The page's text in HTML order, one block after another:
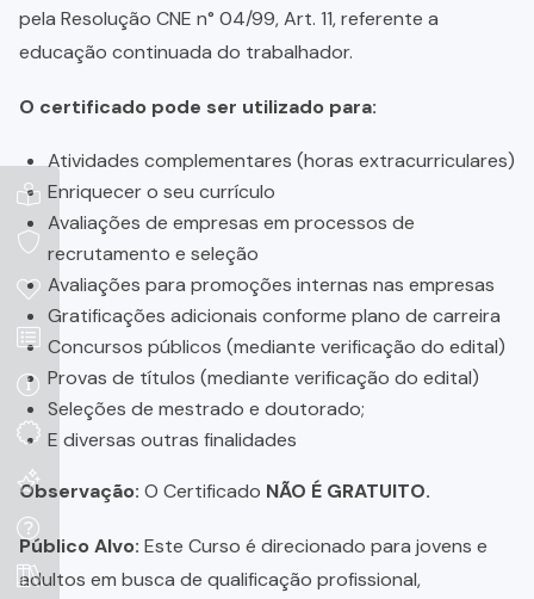
pela Resolução CNE n° 04/99, Art. 11, referente a
educação continuada do trabalhador.
O certificado pode ser utilizado para:
Atividades complementares (horas extracurriculares)
Enriquecer o seu currículo
Avaliações de empresas em processos de
recrutamento e seleção
Avaliações para promoções internas nas empresas
Gratificações adicionais conforme plano de carreira
Concursos públicos (mediante verificação do edital)
Provas de títulos (mediante verificação do edital)
Seleções de mestrado e doutorado;
E diversas outras finalidades
Observação: O Certificado NÃO É GRATUITO.
Público Alvo: Este Curso é direcionado para jovens e
adultos em busca de qualificação profissional,